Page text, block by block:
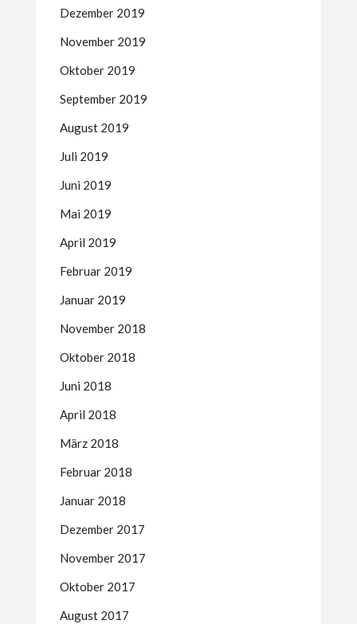
Dezember 2019
November 2019
Oktober 2019
September 2019
August 2019
Juli 2019
Juni 2019
Mai 2019
April 2019
Februar 2019
Januar 2019
November 2018
Oktober 2018
Juni 2018
April 2018
März 2018
Februar 2018
Januar 2018
Dezember 2017
November 2017
Oktober 2017
August 2017